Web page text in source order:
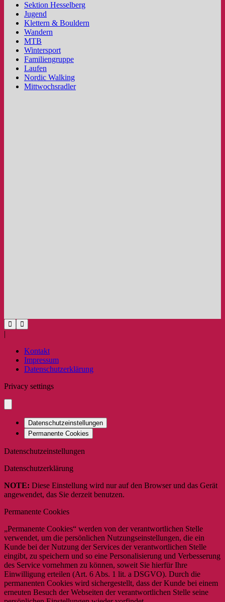
Sektion Hesselberg
Jugend
Klettern & Bouldern
Wandern
MTB
Wintersport
Familiengruppe
Laufen
Nordic Walking
Mittwochsradler
|
Kontakt
Impressum
Datenschutzerklärung
Privacy settings
Datenschutzeinstellungen
Permanente Cookies
Datenschutzeinstellungen
Datenschutzerklärung
NOTE: Diese Einstellung wird nur auf den Browser und das Gerät
angewendet, das Sie derzeit benutzen.
Permanente Cookies
„Permanente Cookies“ werden von der verantwortlichen Stelle
verwendet, um die persönlichen Nutzungseinstellungen, die ein
Kunde bei der Nutzung der Services der verantwortlichen Stelle
eingibt, zu speichern und so eine Personalisierung und Verbesserung
des Service vornehmen zu können, soweit Sie hierfür Ihre
Einwilligung erteilen (Art. 6 Abs. 1 lit. a DSGVO). Durch die
permanenten Cookies wird sichergestellt, dass der Kunde bei einem
erneuten Besuch der Webseiten der verantwortlichen Stelle seine